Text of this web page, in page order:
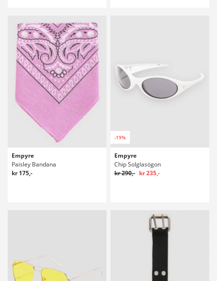
Empyre
Paisley Bandana
kr 175,-
-19%
Empyre
Chip Solglasögon
kr 290,- kr 235,-